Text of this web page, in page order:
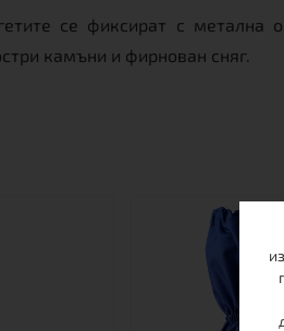
се фиксират с метална
камъни и фирнован сняг.